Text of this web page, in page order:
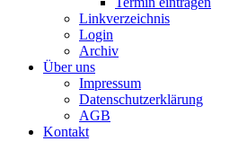
Linkverzeichnis
Login
Archiv
Über uns
Impressum
Datenschutzerklärung
AGB
Kontakt